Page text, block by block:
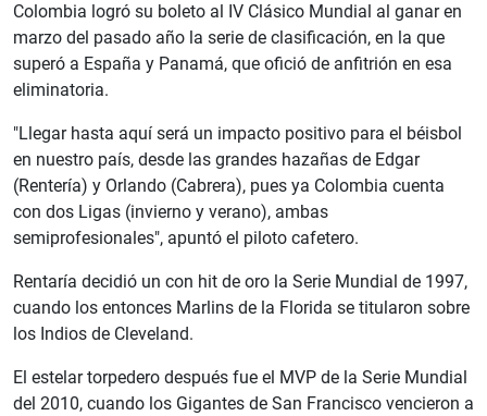
Colombia logró su boleto al IV Clásico Mundial al ganar en
marzo del pasado año la serie de clasificación, en la que
superó a España y Panamá, que ofició de anfitrión en esa
eliminatoria.
"Llegar hasta aquí será un impacto positivo para el béisbol
en nuestro país, desde las grandes hazañas de Edgar
(Rentería) y Orlando (Cabrera), pues ya Colombia cuenta
con dos Ligas (invierno y verano), ambas
semiprofesionales", apuntó el piloto cafetero.
Rentaría decidió un con hit de oro la Serie Mundial de 1997,
cuando los entonces Marlins de la Florida se titularon sobre
los Indios de Cleveland.
El estelar torpedero después fue el MVP de la Serie Mundial
del 2010, cuando los Gigantes de San Francisco vencieron a